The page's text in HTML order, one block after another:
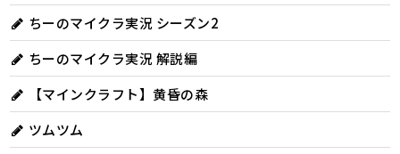
ちーのマイクラ実況 シーズン2
ちーのマイクラ実況 解説編
【マインクラフト】黄昏の森
ツムツム